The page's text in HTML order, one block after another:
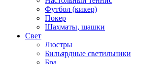
Футбол (кикер)
Покер
Шахматы, шашки
Свет
Люстры
Бильярдные светильники
Бра